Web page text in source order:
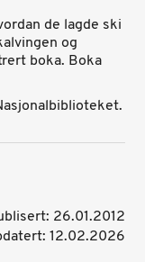
de lagde ski
og
boka. Boka
26.01.2012
12.02.2026